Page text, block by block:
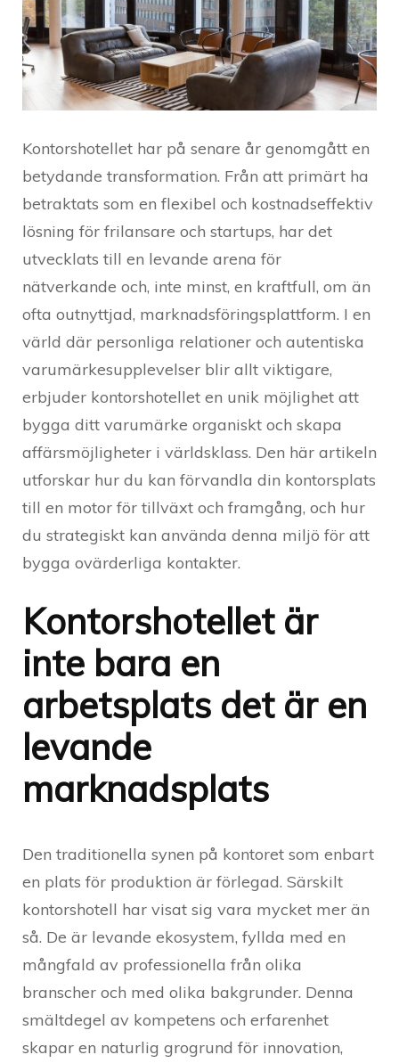
Kontorshotellet har på senare år genomgått en
betydande transformation. Från att primärt ha
betraktats som en flexibel och kostnadseffektiv
lösning för frilansare och startups, har det
utvecklats till en levande arena för
nätverkande och, inte minst, en kraftfull, om än
ofta outnyttjad, marknadsföringsplattform. I en
värld där personliga relationer och autentiska
varumärkesupplevelser blir allt viktigare,
erbjuder kontorshotellet en unik möjlighet att
bygga ditt varumärke organiskt och skapa
affärsmöjligheter i världsklass. Den här artikeln
utforskar hur du kan förvandla din kontorsplats
till en motor för tillväxt och framgång, och hur
du strategiskt kan använda denna miljö för att
bygga ovärderliga kontakter.
Kontorshotellet är
inte bara en
arbetsplats det är en
levande
marknadsplats
Den traditionella synen på kontoret som enbart
en plats för produktion är förlegad. Särskilt
kontorshotell har visat sig vara mycket mer än
så. De är levande ekosystem, fyllda med en
mångfald av professionella från olika
branscher och med olika bakgrunder. Denna
smältdegel av kompetens och erfarenhet
skapar en naturlig grogrund för innovation,